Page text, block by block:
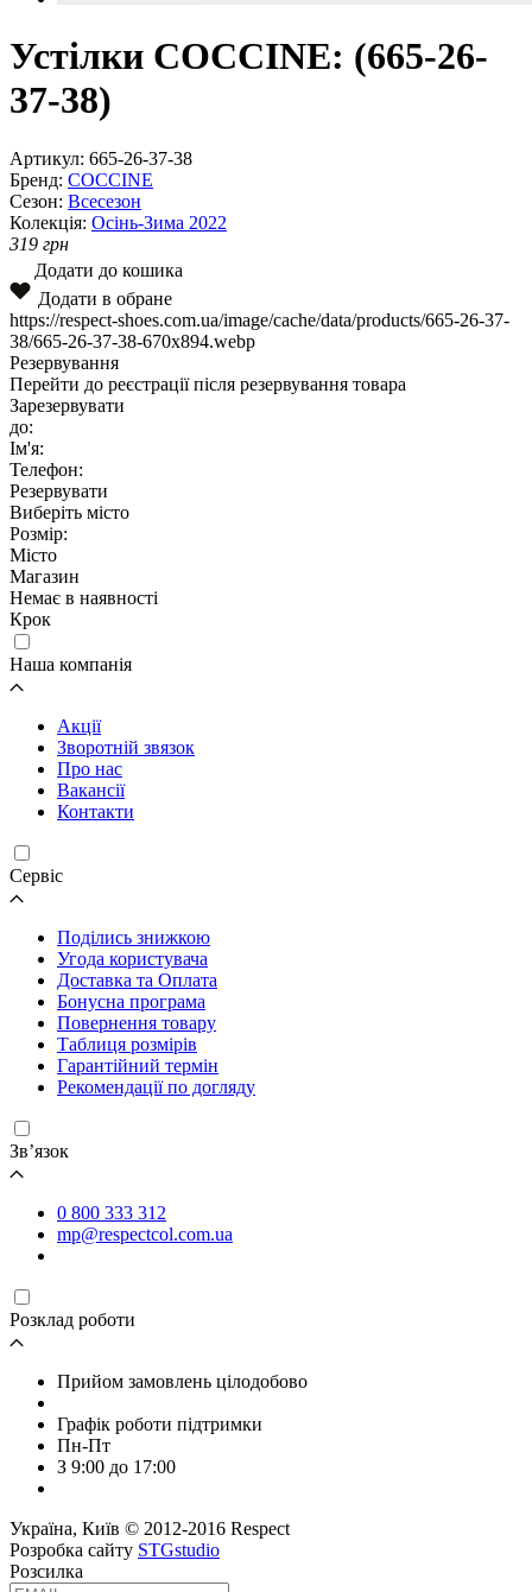
Устілки COCCINE: (665-26-
37-38)
Артикул: 665-26-37-38
Бренд: COCCINE
Сезон: Всесезон
Колекція: Осінь-Зима 2022
319 грн
Додати до кошика
Додати в обране
https://respect-shoes.com.ua/image/cache/data/products/665-26-37-
38/665-26-37-38-670x894.webp
Резервування
Перейти до реєстрації після резервування товара
Зарезервувати
до:
Ім'я:
Телефон:
Резервувати
Виберіть місто
Розмір:
Місто
Магазин
Немає в наявності
Крок
Наша компанія
Акції
Зворотній звязок
Про нас
Вакансії
Контакти
Cервіс
Поділись знижкою
Угода користувача
Доставка та Оплата
Бонусна програма
Повернення товару
Таблиця розмірів
Гарантійний термін
Рекомендації по догляду
Зв’язок
0 800 333 312
mp@respectcol.com.ua
Розклад роботи
Прийом замовлень цілодобово
Графік роботи підтримки
Пн-Пт
З 9:00 до 17:00
Україна, Київ © 2012-2016 Respect
Розробка сайту STGstudio
Розсилка